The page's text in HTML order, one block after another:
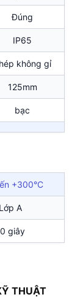
Đúng
IP65
không gỉ
125mm
bạc
+300°C
Lớp A
giây
THUẬT